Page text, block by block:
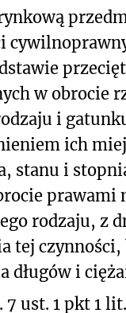
w obrocie
i
ich
stanu i
prawami
rodzaju, z
tej czynności,
długów i
7 ust. 1 pkt 1